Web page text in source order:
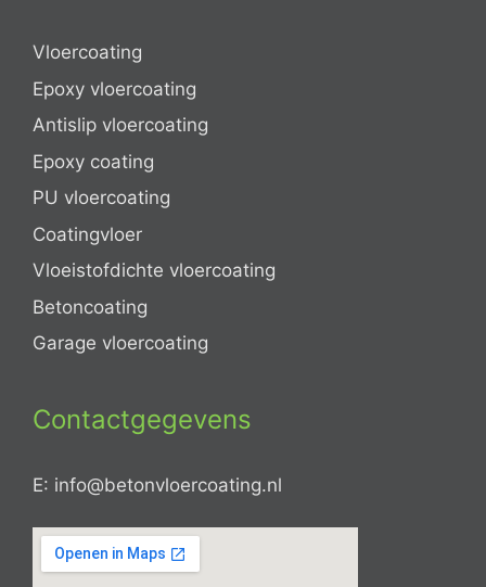
Vloercoating
Epoxy vloercoating
Antislip vloercoating
Epoxy coating
PU vloercoating
Coatingvloer
Vloeistofdichte vloercoating
Betoncoating
Garage vloercoating
Contactgegevens
E: info@betonvloercoating.nl